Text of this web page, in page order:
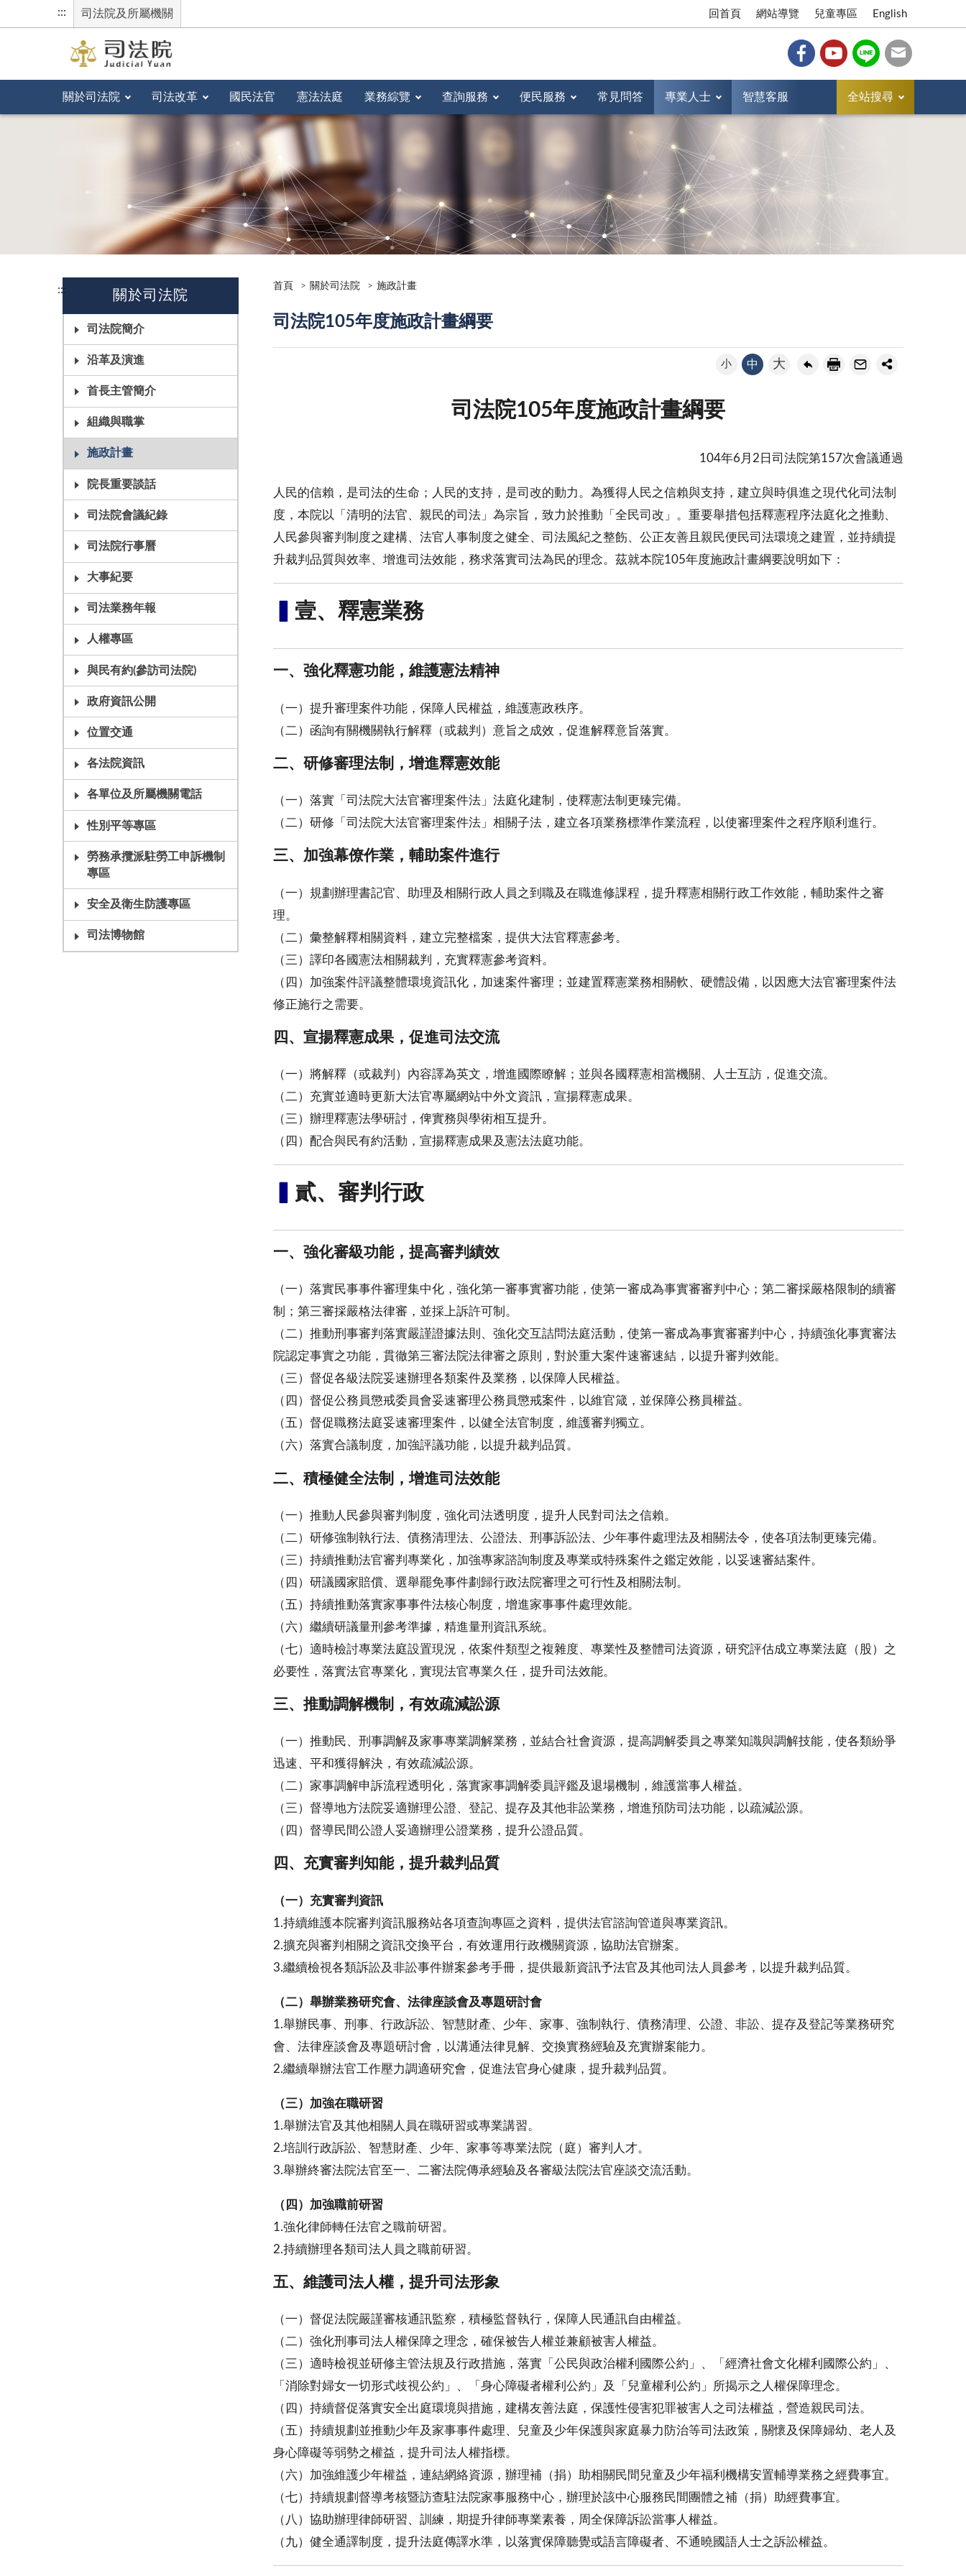
::: 司法院及所屬機關 回首頁 網站導覽 兒童專區 English
關於司法院 司法改革 國民法官 憲法法庭 業務綜覽 查詢服務 便民服務 常見問答 專業人士 智慧客服 全站搜尋
::: 關於司法院
司法院簡介
沿革及演進
首長主管簡介
組織與職掌
施政計畫
院長重要談話
司法院會議紀錄
司法院行事曆
大事紀要
司法業務年報
人權專區
與民有約(參訪司法院)
政府資訊公開
位置交通
各法院資訊
各單位及所屬機關電話
性別平等專區
勞務承攬派駐勞工申訴機制
專區
安全及衛生防護專區
司法博物館
首頁 關於司法院 施政計畫
司法院105年度施政計畫綱要
小 中 大
司法院105年度施政計畫綱要
104年6月2日司法院第157次會議通過
人民的信賴，是司法的生命；人民的支持，是司改的動力。為獲得人民之信賴與支持，建立與時俱進之現代化司法制
度，本院以「清明的法官、親民的司法」為宗旨，致力於推動「全民司改」。重要舉措包括釋憲程序法庭化之推動、
人民參與審判制度之建構、法官人事制度之健全、司法風紀之整飭、公正友善且親民便民司法環境之建置，並持續提
升裁判品質與效率、增進司法效能，務求落實司法為民的理念。茲就本院105年度施政計畫綱要說明如下：
壹、釋憲業務
一、強化釋憲功能，維護憲法精神
（一）提升審理案件功能，保障人民權益，維護憲政秩序。
（二）函詢有關機關執行解釋（或裁判）意旨之成效，促進解釋意旨落實。
二、研修審理法制，增進釋憲效能
（一）落實「司法院大法官審理案件法」法庭化建制，使釋憲法制更臻完備。
（二）研修「司法院大法官審理案件法」相關子法，建立各項業務標準作業流程，以使審理案件之程序順利進行。
三、加強幕僚作業，輔助案件進行
（一）規劃辦理書記官、助理及相關行政人員之到職及在職進修課程，提升釋憲相關行政工作效能，輔助案件之審
理。
（二）彙整解釋相關資料，建立完整檔案，提供大法官釋憲參考。
（三）譯印各國憲法相關裁判，充實釋憲參考資料。
（四）加強案件評議整體環境資訊化，加速案件審理；並建置釋憲業務相關軟、硬體設備，以因應大法官審理案件法
修正施行之需要。
四、宣揚釋憲成果，促進司法交流
（一）將解釋（或裁判）內容譯為英文，增進國際瞭解；並與各國釋憲相當機關、人士互訪，促進交流。
（二）充實並適時更新大法官專屬網站中外文資訊，宣揚釋憲成果。
（三）辦理釋憲法學研討，俾實務與學術相互提升。
（四）配合與民有約活動，宣揚釋憲成果及憲法法庭功能。
貳、審判行政
一、強化審級功能，提高審判績效
（一）落實民事事件審理集中化，強化第一審事實審功能，使第一審成為事實審審判中心；第二審採嚴格限制的續審
制；第三審採嚴格法律審，並採上訴許可制。
（二）推動刑事審判落實嚴謹證據法則、強化交互詰問法庭活動，使第一審成為事實審審判中心，持續強化事實審法
院認定事實之功能，貫徹第三審法院法律審之原則，對於重大案件速審速結，以提升審判效能。
（三）督促各級法院妥速辦理各類案件及業務，以保障人民權益。
（四）督促公務員懲戒委員會妥速審理公務員懲戒案件，以維官箴，並保障公務員權益。
（五）督促職務法庭妥速審理案件，以健全法官制度，維護審判獨立。
（六）落實合議制度，加強評議功能，以提升裁判品質。
二、積極健全法制，增進司法效能
（一）推動人民參與審判制度，強化司法透明度，提升人民對司法之信賴。
（二）研修強制執行法、債務清理法、公證法、刑事訴訟法、少年事件處理法及相關法令，使各項法制更臻完備。
（三）持續推動法官審判專業化，加強專家諮詢制度及專業或特殊案件之鑑定效能，以妥速審結案件。
（四）研議國家賠償、選舉罷免事件劃歸行政法院審理之可行性及相關法制。
（五）持續推動落實家事事件法核心制度，增進家事事件處理效能。
（六）繼續研議量刑參考準據，精進量刑資訊系統。
（七）適時檢討專業法庭設置現況，依案件類型之複雜度、專業性及整體司法資源，研究評估成立專業法庭（股）之
必要性，落實法官專業化，實現法官專業久任，提升司法效能。
三、推動調解機制，有效疏減訟源
（一）推動民、刑事調解及家事專業調解業務，並結合社會資源，提高調解委員之專業知識與調解技能，使各類紛爭
迅速、平和獲得解決，有效疏減訟源。
（二）家事調解申訴流程透明化，落實家事調解委員評鑑及退場機制，維護當事人權益。
（三）督導地方法院妥適辦理公證、登記、提存及其他非訟業務，增進預防司法功能，以疏減訟源。
（四）督導民間公證人妥適辦理公證業務，提升公證品質。
四、充實審判知能，提升裁判品質
（一）充實審判資訊
1.持續維護本院審判資訊服務站各項查詢專區之資料，提供法官諮詢管道與專業資訊。
2.擴充與審判相關之資訊交換平台，有效運用行政機關資源，協助法官辦案。
3.繼續檢視各類訴訟及非訟事件辦案參考手冊，提供最新資訊予法官及其他司法人員參考，以提升裁判品質。
（二）舉辦業務研究會、法律座談會及專題研討會
1.舉辦民事、刑事、行政訴訟、智慧財產、少年、家事、強制執行、債務清理、公證、非訟、提存及登記等業務研究
會、法律座談會及專題研討會，以溝通法律見解、交換實務經驗及充實辦案能力。
2.繼續舉辦法官工作壓力調適研究會，促進法官身心健康，提升裁判品質。
（三）加強在職研習
1.舉辦法官及其他相關人員在職研習或專業講習。
2.培訓行政訴訟、智慧財產、少年、家事等專業法院（庭）審判人才。
3.舉辦終審法院法官至一、二審法院傳承經驗及各審級法院法官座談交流活動。
（四）加強職前研習
1.強化律師轉任法官之職前研習。
2.持續辦理各類司法人員之職前研習。
五、維護司法人權，提升司法形象
（一）督促法院嚴謹審核通訊監察，積極監督執行，保障人民通訊自由權益。
（二）強化刑事司法人權保障之理念，確保被告人權並兼顧被害人權益。
（三）適時檢視並研修主管法規及行政措施，落實「公民與政治權利國際公約」、「經濟社會文化權利國際公約」、
「消除對婦女一切形式歧視公約」、「身心障礙者權利公約」及「兒童權利公約」所揭示之人權保障理念。
（四）持續督促落實安全出庭環境與措施，建構友善法庭，保護性侵害犯罪被害人之司法權益，營造親民司法。
（五）持續規劃並推動少年及家事事件處理、兒童及少年保護與家庭暴力防治等司法政策，關懷及保障婦幼、老人及
身心障礙等弱勢之權益，提升司法人權指標。
（六）加強維護少年權益，連結網絡資源，辦理補（捐）助相關民間兒童及少年福利機構安置輔導業務之經費事宜。
（七）持續規劃督導考核暨訪查駐法院家事服務中心，辦理於該中心服務民間團體之補（捐）助經費事宜。
（八）協助辦理律師研習、訓練，期提升律師專業素養，周全保障訴訟當事人權益。
（九）健全通譯制度，提升法庭傳譯水準，以落實保障聽覺或語言障礙者、不通曉國語人士之訴訟權益。